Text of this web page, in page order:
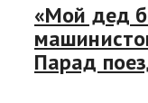
«Мой дед
Парад